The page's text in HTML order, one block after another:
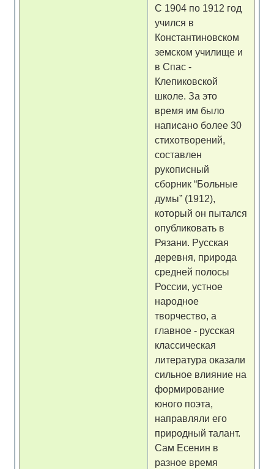
С 1904 по 1912 год
учился в
Константиновском
земском училище и
в Спас -
Клепиковской
школе. За это
время им было
написано более 30
стихотворений,
составлен
рукописный
сборник “Больные
думы” (1912),
который он пытался
опубликовать в
Рязани. Русская
деревня, природа
средней полосы
России, устное
народное
творчество, а
главное - русская
классическая
литература оказали
сильное влияние на
формирование
юного поэта,
направляли его
природный талант.
Сам Есенин в
разное время